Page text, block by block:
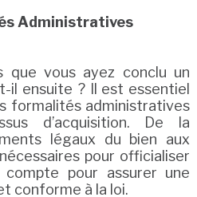
Administratives
que vous ayez conclu un
il ensuite ? Il est essentiel
formalités administratives
d’acquisition. De la
légaux du bien aux
pour officialiser
compte pour assurer une
conforme à la loi.